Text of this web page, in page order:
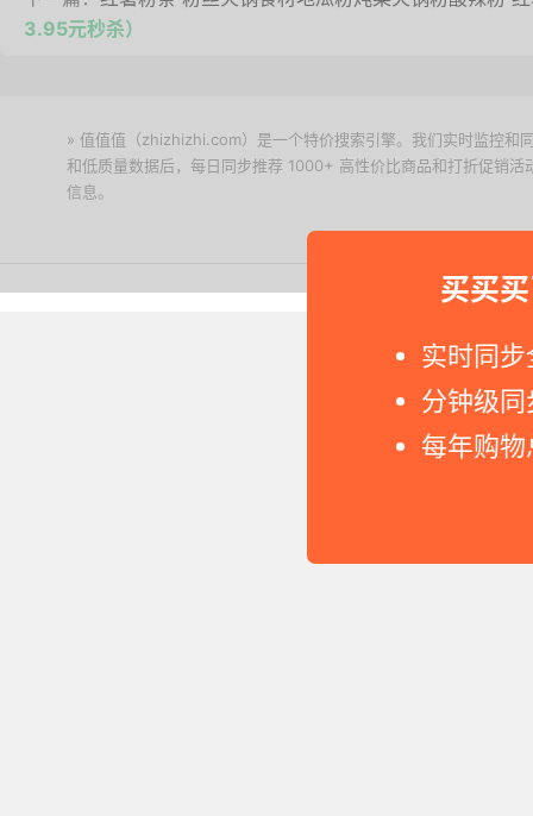
买买
实时同
分钟级
每年购
3.95元秒杀）
» 值值值（zhizhizhi.com）是一个特价搜索引擎。我们实时监控和
和低质量数据后，每日同步推荐 1000+ 高性价比商品和打折促销
信息。
Copyright © 2011-2026 网购